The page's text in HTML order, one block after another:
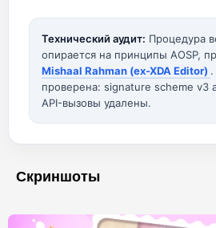
Технический аудит: Процедура
опирается на принципы AOSP,
Mishaal Rahman (ex-XDA Editor)
проверена: signature scheme v3
API-вызовы удалены.
Скриншоты